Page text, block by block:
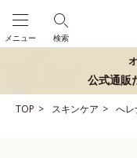
検索
メニュー
公式通販
TOP スキンケア へレ